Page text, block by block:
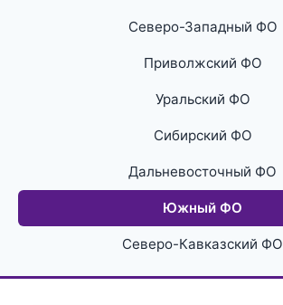
Северо-Западный ФО
Приволжский ФО
Уральский ФО
Сибирский ФО
Дальневосточный ФО
Южный ФО
Северо-Кавказский ФО